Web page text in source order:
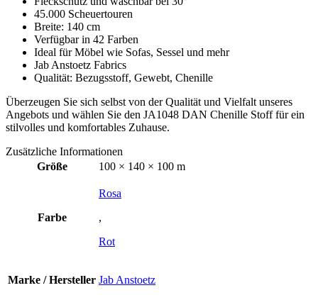
45.000 Scheuertouren
Breite: 140 cm
Verfügbar in 42 Farben
Ideal für Möbel wie Sofas, Sessel und mehr
Jab Anstoetz Fabrics
Qualität: Bezugsstoff, Gewebt, Chenille
Überzeugen Sie sich selbst von der Qualität und Vielfalt unseres
Angebots und wählen Sie den JA1048 DAN Chenille Stoff für ein
stilvolles und komfortables Zuhause.
Zusätzliche Informationen
Größe
100 × 140 × 100 m
Farbe
Rosa
,
Rot
Marke / Hersteller Jab Anstoetz